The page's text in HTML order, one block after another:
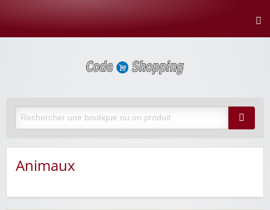
Animaux